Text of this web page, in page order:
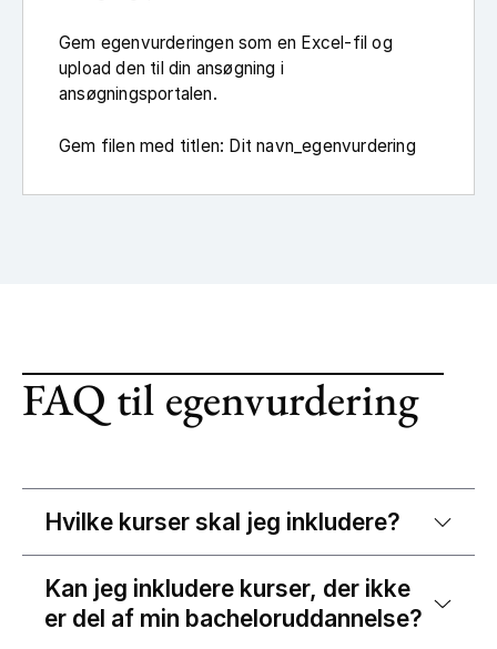
Gem egenvurderingen som en Excel-fil og
upload den til din ansøgning i
ansøgningsportalen.
Gem filen med titlen: Dit navn_egenvurdering
FAQ til egenvurdering
Hvilke kurser skal jeg inkludere?
Kan jeg inkludere kurser, der ikke
er del af min bacheloruddannelse?